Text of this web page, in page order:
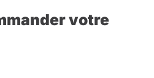
votre